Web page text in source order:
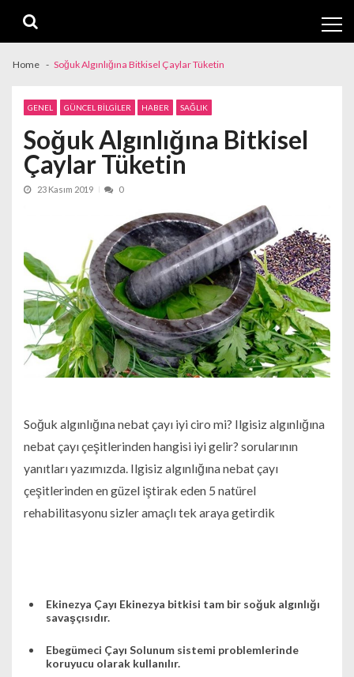
navigation
content
Home Soğuk Algınlığına Bitkisel Çaylar Tüketin
GENEL GÜNCEL BILGILER HABER SAĞLIK
Soğuk Algınlığına Bitkisel
Çaylar Tüketin
23 Kasım 2019 0
Soğuk algınlığına nebat çayı iyi ciro mi? Ilgisiz algınlığına
nebat çayı çeşitlerinden hangisi iyi gelir? sorularının
yanıtları yazımızda. Ilgisiz algınlığına nebat çayı
çeşitlerinden en güzel iştirak eden 5 natürel
rehabilitasyonu sizler amaçlı tek araya getirdik
Ekinezya Çayı Ekinezya bitkisi tam bir soğuk algınlığı
savaşçısıdır.
Ebegümeci Çayı Solunum sistemi problemlerinde
koruyucu olarak kullanılır.